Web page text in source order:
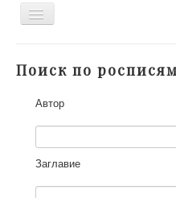
Toggle
Участники
Научная работа
Как работать с сайтом
Поиск по
Автор
Заглавие